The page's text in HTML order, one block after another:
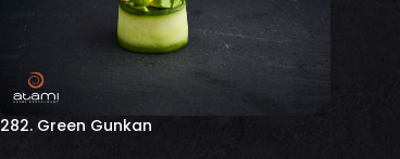
282. Green Gunkan